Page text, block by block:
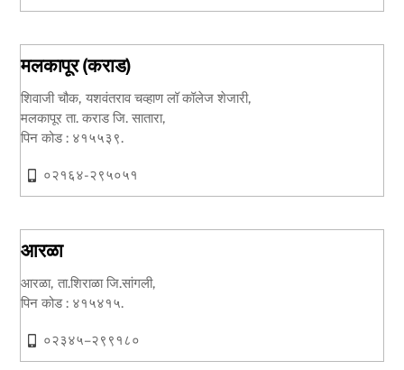
मलकापूर (कराड)
शिवाजी चौक, यशवंतराव चव्हाण लॉ कॉलेज शेजारी,
मलकापूर ता. कराड जि. सातारा,
पिन कोड : ४१५५३९.
०२१६४-२९५०५१
आरळा
आरळा, ता.शिराळा जि.सांगली,
पिन कोड : ४१५४१५.
०२३४५–२९९१८०